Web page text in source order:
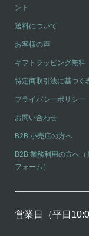
ント
送料について
お客様の声
ギフトラッピング無料
特定商取引法に基づく
プライバシーポリシー
お問い合わせ
B2B 小売店の方へ
B2B 業務利用の方へ（
フォーム）
営業日（平日